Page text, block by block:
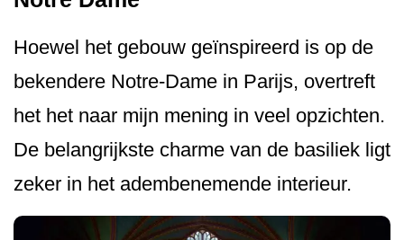
Hoewel het gebouw geïnspireerd is op de
bekendere Notre-Dame in Parijs, overtreft
het het naar mijn mening in veel opzichten.
De belangrijkste charme van de basiliek ligt
zeker in het adembenemende interieur.